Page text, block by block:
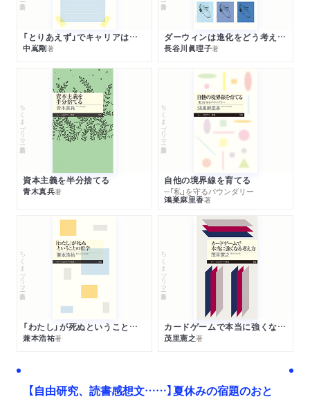
「とりあえず」でキャリアは決まる
中嶌剛著
ダーウィンは進化をどう考えたのか
長谷川眞理子著
ちくまプリマー新書
資本主義を半分捨てる
青木真兵著
ちくまプリマー新書
自他の境界線を育てる
─「私」を守るバウンダリー
鴻巣麻里香著
ちくまプリマー新書
「わたし」が死ぬということの哲学
兼本浩祐著
ちくまプリマー新書
カードゲームで本当に強くなる考え方
茂里憲之著
【自由研究、読書感想文……】夏休みの宿題のおと